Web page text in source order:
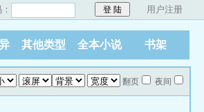
用户注册
其他类型 全本小说 书架
翻页 夜间